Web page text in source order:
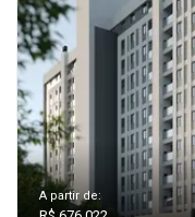
A partir de: